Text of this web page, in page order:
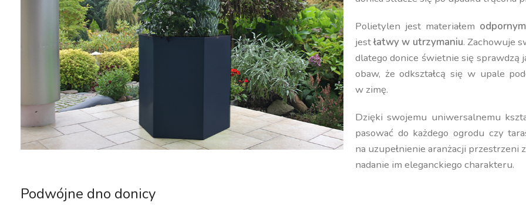
Polietylen jest materiałem
jestłatwy w utrzymaniu. Zachowuje
dlatego donice świetnie się sprawdzą
obaw, że odkształcą się w upale
w zimę.
Dzięki swojemu uniwersalnemu
pasować do każdego ogrodu czy
na uzupełnienie aranżacji
nadanie im eleganckiego charakteru.
Podwójne dno donicy